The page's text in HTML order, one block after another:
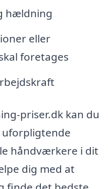
hældning
eller
foretages
priser.dk kan du
håndværkere i dit
dig med at